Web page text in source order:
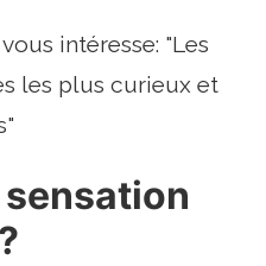
intéresse: "Les
les plus curieux et